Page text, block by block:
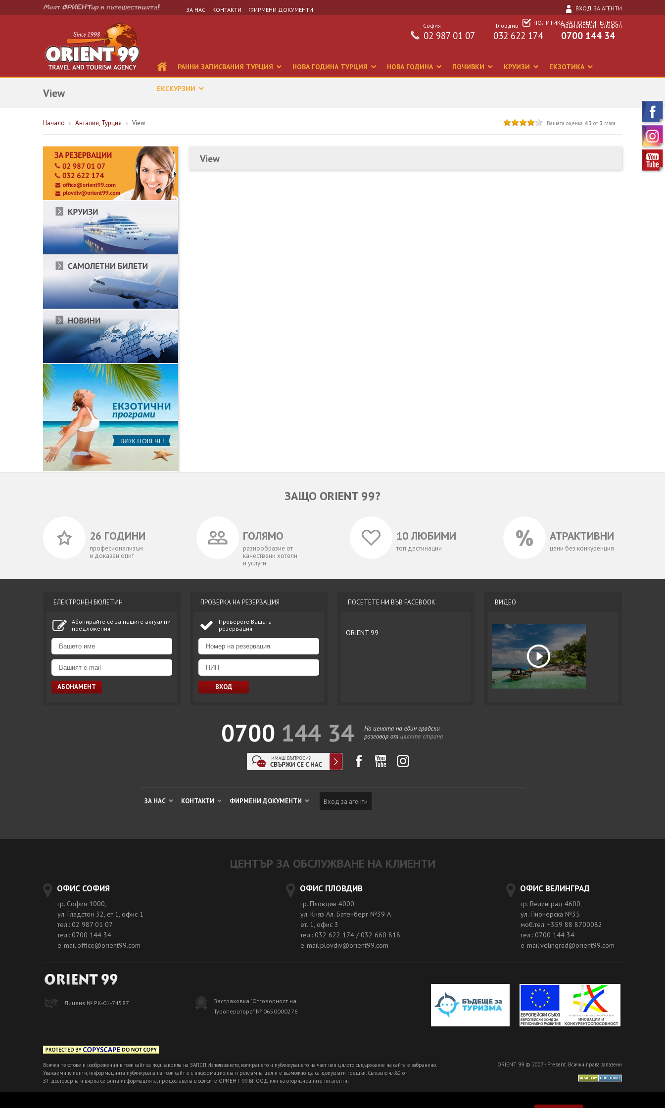
ЗА НАС КОНТАКТИ ФИРМЕНИ ДОКУМЕНТИ
ВХОД ЗА АГЕНТИ
ПОЛИТИКА ЗА ПОВЕРИТЕЛНОСТ
Национален телефон
0700 144 34
Пловдив
032 622 174
София
02 987 01 07
РАННИ ЗАПИСВАНИЯ ТУРЦИЯ НОВА ГОДИНА ТУРЦИЯ НОВА ГОДИНА ПОЧИВКИ КРУИЗИ ЕКЗОТИКА
ЕКСКУРЗИИ
View
Начало Анталия, Турция View Вашата оценка 4.3 от 3 гласа
View
ЗАЩО ORIENT 99?
26 ГОДИНИ
професионализъм
и доказан опит
ГОЛЯМО
разнообразие от
качествени хотели
и услуги
10 ЛЮБИМИ
топ дестинации
АТРАКТИВНИ
цени без конкуренция
ЕЛЕКТРОНЕН БЮЛЕТИН
Абонирайте се за нашите актуални
предложения
ПРОВЕРКА НА РЕЗЕРВАЦИЯ
Проверете Вашата
резервация
ПОСЕТЕТЕ НИ ВЪВ FACEBOOK
ORIENT 99
ВИДЕО
ЗА НАС КОНТАКТИ ФИРМЕНИ ДОКУМЕНТИ Вход за агенти
ЦЕНТЪР ЗА ОБСЛУЖВАНЕ НА КЛИЕНТИ
ОФИС СОФИЯ
гр. София 1000,
ул. Гладстон 32, ет.1, офис 1
тел.: 02 987 01 07
тел.: 0700 144 34
e-mail:office@orient99.com
ОФИС ПЛОВДИВ
гр. Пловдив 4000,
ул. Княз Ал. Батенберг №39 A
ет. 1, офис 3
тел.: 032 622 174 / 032 660 818
e-mail:plovdiv@orient99.com
ОФИС ВЕЛИНГРАД
гр. Велинград 4600,
ул. Пионерска №35
моб.тел: +359 88 8700082
тел.: 0700 144 34
e-mail:velingrad@orient99.com
Лиценз № РК-01-74587
Застраховка "Отговорност на
Туроператора" № 0650000276
Всички текстове и изображения в този сайт са под закрила на ЗАПСП.Използването, копирането и публикуването на част или цялото съдържание на сайта е забранено.
Уважаеми клиенти, информацията публикувана на този сайт е с информационна и рекламна цел и е възможно да са допуснати грешки. Съгласно чл.80 от
ЗТ достоверна и вярна се счита информацията, предоставена в офисите ОРИЕНТ 99 БГ ООД или на оторизираните ни агенти!
ORIENT 99 © 2007 - Present. Всички права запазени